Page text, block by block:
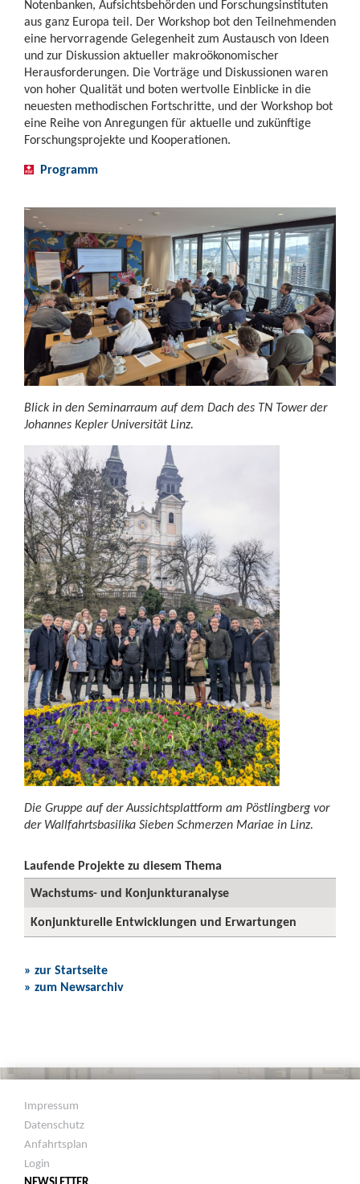
Notenbanken, Aufsichtsbehörden und Forschungsinstituten
aus ganz Europa teil. Der Workshop bot den Teilnehmenden
eine hervorragende Gelegenheit zum Austausch von Ideen
und zur Diskussion aktueller makroökonomischer
Herausforderungen. Die Vorträge und Diskussionen waren
von hoher Qualität und boten wertvolle Einblicke in die
neuesten methodischen Fortschritte, und der Workshop bot
eine Reihe von Anregungen für aktuelle und zukünftige
Forschungsprojekte und Kooperationen.
Programm
Blick in den Seminarraum auf dem Dach des TN Tower der
Johannes Kepler Universität Linz.
Die Gruppe auf der Aussichtsplattform am Pöstlingberg vor
der Wallfahrtsbasilika Sieben Schmerzen Mariae in Linz.
Laufende Projekte zu diesem Thema
Wachstums- und Konjunkturanalyse
Konjunkturelle Entwicklungen und Erwartungen
» zur Startseite
» zum Newsarchiv
Impressum
Datenschutz
Anfahrtsplan
Login